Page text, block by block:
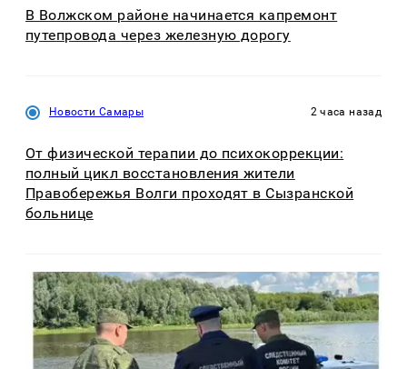
В Волжском районе начинается капремонт
путепровода через железную дорогу
Новости Самары 2 часа назад
От физической терапии до психокоррекции:
полный цикл восстановления жители
Правобережья Волги проходят в Сызранской
больнице